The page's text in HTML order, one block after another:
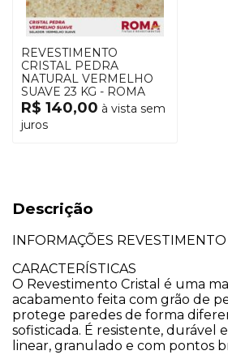
REVESTIMENTO
CRISTAL PEDRA
NATURAL VERMELHO
SUAVE 23 KG - ROMA
R$ 140,00 à vista sem
juros
Descrição
INFORMAÇÕES
CARACTERÍSTICAS
O Revestimento Cristal é uma
acabamento feita com grão de
protege paredes de forma
sofisticada. É resistente, durável e
linear, granulado e com pontos